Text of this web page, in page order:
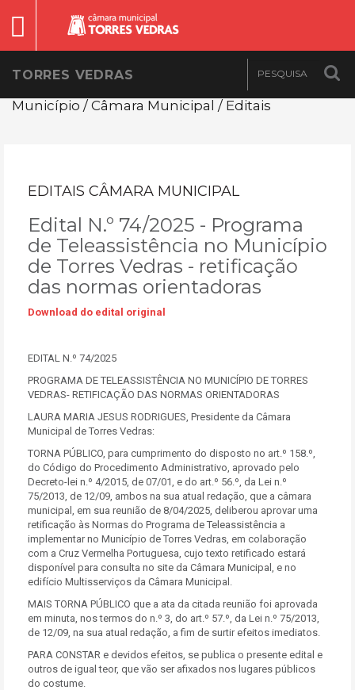
TORRES VEDRAS
Município / Câmara Municipal / Editais
EDITAIS CÂMARA MUNICIPAL
Edital N.º 74/2025 - Programa
de Teleassistência no Município
de Torres Vedras - retificação
das normas orientadoras
Download do edital original
EDITAL N.º 74/2025
PROGRAMA DE TELEASSISTÊNCIA NO MUNICÍPIO DE TORRES
VEDRAS- RETIFICAÇÃO DAS NORMAS ORIENTADORAS
LAURA MARIA JESUS RODRIGUES, Presidente da Câmara
Municipal de Torres Vedras:
TORNA PÚBLICO, para cumprimento do disposto no art.º 158.º,
do Código do Procedimento Administrativo, aprovado pelo
Decreto-lei n.º 4/2015, de 07/01, e do art.º 56.º, da Lei n.º
75/2013, de 12/09, ambos na sua atual redação, que a câmara
municipal, em sua reunião de 8/04/2025, deliberou aprovar uma
retificação às Normas do Programa de Teleassistência a
implementar no Município de Torres Vedras, em colaboração
com a Cruz Vermelha Portuguesa, cujo texto retificado estará
disponível para consulta no site da Câmara Municipal, e no
edifício Multisserviços da Câmara Municipal.
MAIS TORNA PÚBLICO que a ata da citada reunião foi aprovada
em minuta, nos termos do n.º 3, do art.º 57.º, da Lei n.º 75/2013,
de 12/09, na sua atual redação, a fim de surtir efeitos imediatos.
PARA CONSTAR e devidos efeitos, se publica o presente edital e
outros de igual teor, que vão ser afixados nos lugares públicos
do costume.